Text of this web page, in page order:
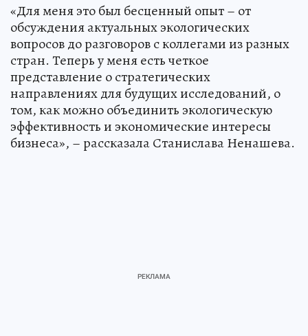
«Для меня это был бесценный опыт – от
обсуждения актуальных экологических
вопросов до разговоров с коллегами из разных
стран. Теперь у меня есть четкое
представление о стратегических
направлениях для будущих исследований, о
том, как можно объединить экологическую
эффективность и экономические интересы
бизнеса», – рассказала Станислава Ненашева.